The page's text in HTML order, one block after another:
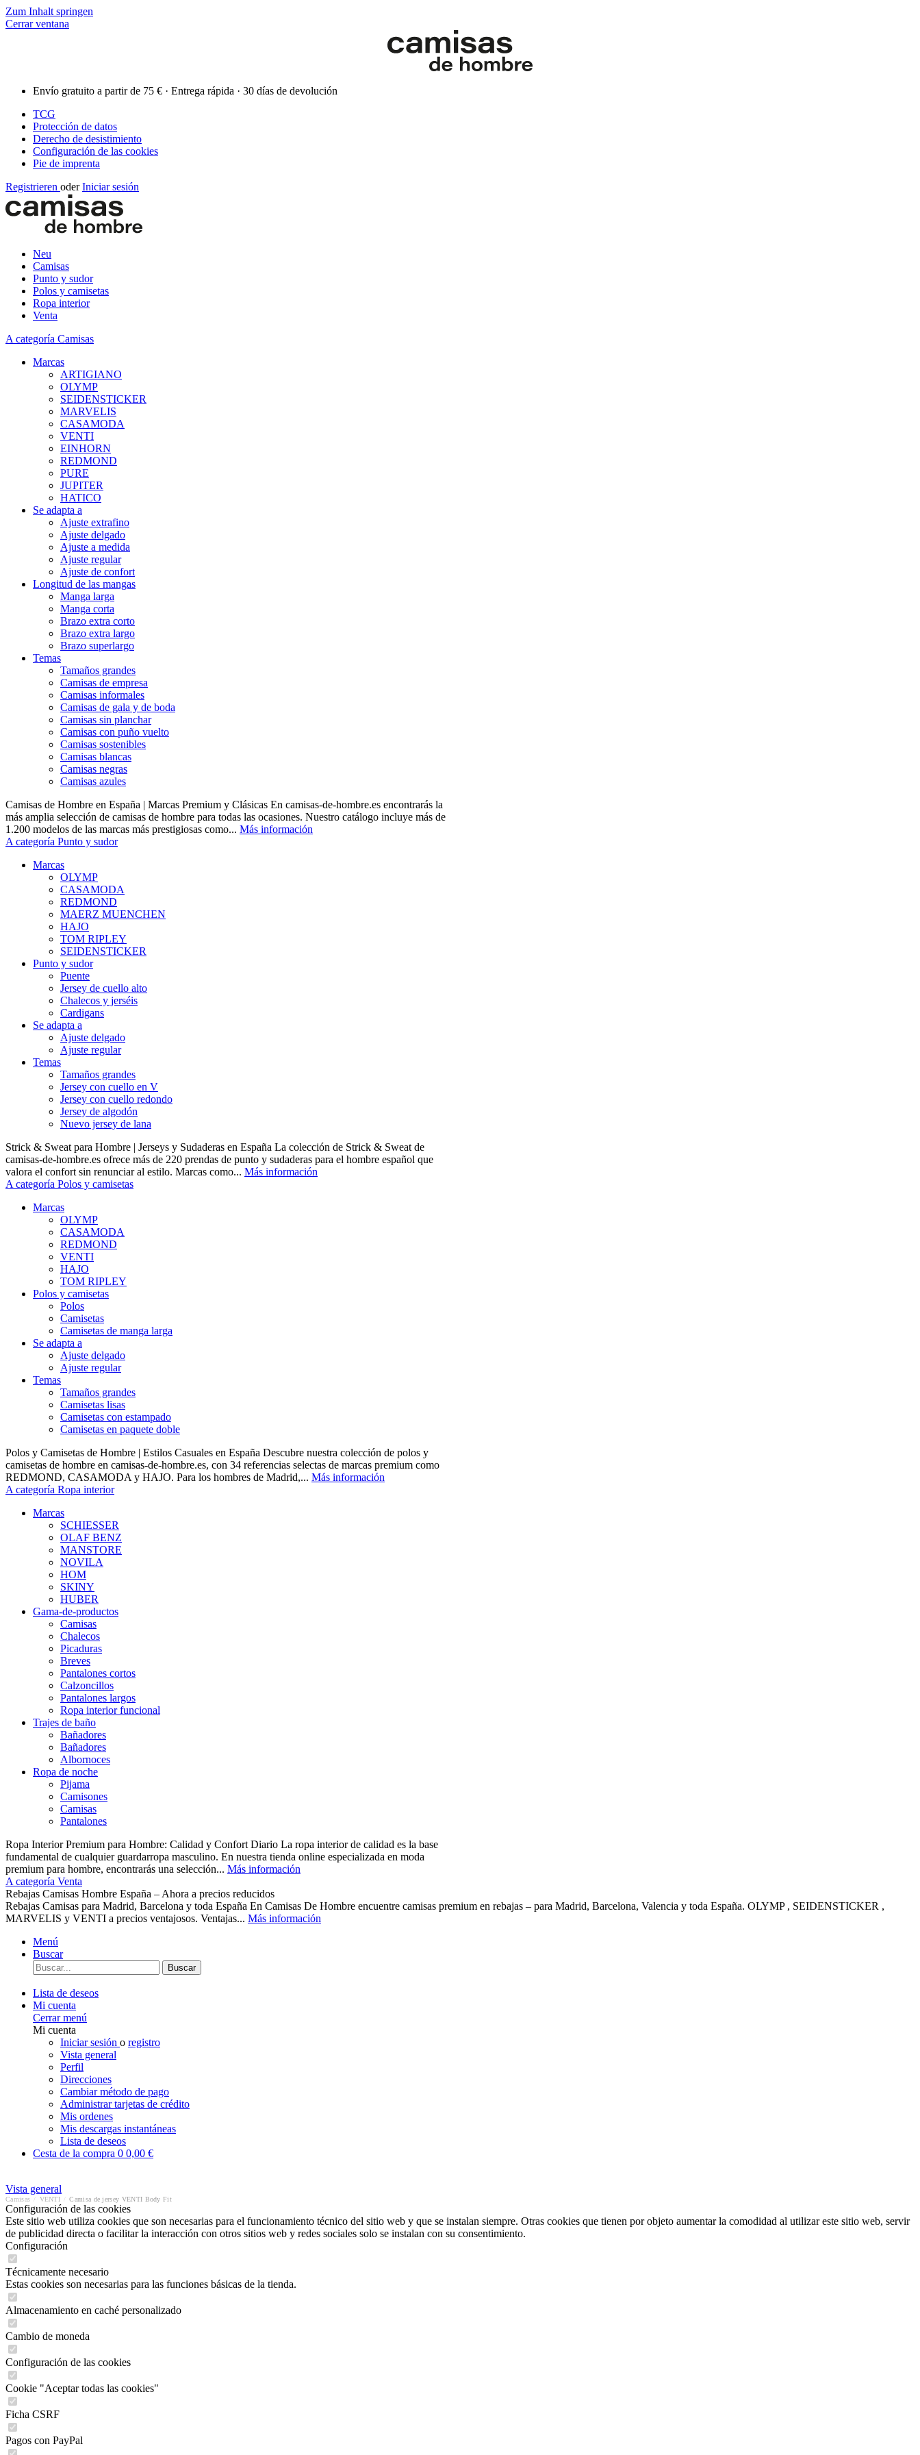
Zum Inhalt springen
Cerrar ventana
Envío gratuito a partir de 75 € · Entrega rápida · 30 días de devolución
TCG
Protección de datos
Derecho de desistimiento
Configuración de las cookies
Pie de imprenta
Registrieren oder Iniciar sesión
Neu
Camisas
Punto y sudor
Polos y camisetas
Ropa interior
Venta
A categoría Camisas
Marcas
ARTIGIANO
OLYMP
SEIDENSTICKER
MARVELIS
CASAMODA
VENTI
EINHORN
REDMOND
PURE
JUPITER
HATICO
Se adapta a
Ajuste extrafino
Ajuste delgado
Ajuste a medida
Ajuste regular
Ajuste de confort
Longitud de las mangas
Manga larga
Manga corta
Brazo extra corto
Brazo extra largo
Brazo superlargo
Temas
Tamaños grandes
Camisas de empresa
Camisas informales
Camisas de gala y de boda
Camisas sin planchar
Camisas con puño vuelto
Camisas sostenibles
Camisas blancas
Camisas negras
Camisas azules
Camisas de Hombre en España | Marcas Premium y Clásicas En camisas-de-hombre.es encontrarás la
más amplia selección de camisas de hombre para todas las ocasiones. Nuestro catálogo incluye más de
1.200 modelos de las marcas más prestigiosas como... Más información
A categoría Punto y sudor
Marcas
OLYMP
CASAMODA
REDMOND
MAERZ MUENCHEN
HAJO
TOM RIPLEY
SEIDENSTICKER
Punto y sudor
Puente
Jersey de cuello alto
Chalecos y jerséis
Cardigans
Se adapta a
Ajuste delgado
Ajuste regular
Temas
Tamaños grandes
Jersey con cuello en V
Jersey con cuello redondo
Jersey de algodón
Nuevo jersey de lana
Strick & Sweat para Hombre | Jerseys y Sudaderas en España La colección de Strick & Sweat de
camisas-de-hombre.es ofrece más de 220 prendas de punto y sudaderas para el hombre español que
valora el confort sin renunciar al estilo. Marcas como... Más información
A categoría Polos y camisetas
Marcas
OLYMP
CASAMODA
REDMOND
VENTI
HAJO
TOM RIPLEY
Polos y camisetas
Polos
Camisetas
Camisetas de manga larga
Se adapta a
Ajuste delgado
Ajuste regular
Temas
Tamaños grandes
Camisetas lisas
Camisetas con estampado
Camisetas en paquete doble
Polos y Camisetas de Hombre | Estilos Casuales en España Descubre nuestra colección de polos y
camisetas de hombre en camisas-de-hombre.es, con 34 referencias selectas de marcas premium como
REDMOND, CASAMODA y HAJO. Para los hombres de Madrid,... Más información
A categoría Ropa interior
Marcas
SCHIESSER
OLAF BENZ
MANSTORE
NOVILA
HOM
SKINY
HUBER
Gama-de-productos
Camisas
Chalecos
Picaduras
Breves
Pantalones cortos
Calzoncillos
Pantalones largos
Ropa interior funcional
Trajes de baño
Bañadores
Bañadores
Albornoces
Ropa de noche
Pijama
Camisones
Camisas
Pantalones
Ropa Interior Premium para Hombre: Calidad y Confort Diario La ropa interior de calidad es la base
fundamental de cualquier guardarropa masculino. En nuestra tienda online especializada en moda
premium para hombre, encontrarás una selección... Más información
A categoría Venta
Rebajas Camisas Hombre España – Ahora a precios reducidos
Rebajas Camisas para Madrid, Barcelona y toda España En Camisas De Hombre encuentre camisas premium en rebajas – para Madrid, Barcelona, Valencia y toda España. OLYMP , SEIDENSTICKER ,
MARVELIS y VENTI a precios ventajosos. Ventajas... Más información
Menú
Buscar
Buscar
Lista de deseos
Mi cuenta
Cerrar menú
Mi cuenta
Iniciar sesión o registro
Vista general
Perfil
Direcciones
Cambiar método de pago
Administrar tarjetas de crédito
Mis ordenes
Mis descargas instantáneas
Lista de deseos
Cesta de la compra 0 0,00 €
Vista general
Camisas VENTI Camisa de jersey VENTI Body Fit
Configuración de las cookies
Este sitio web utiliza cookies que son necesarias para el funcionamiento técnico del sitio web y que se instalan siempre. Otras cookies que tienen por objeto aumentar la comodidad al utilizar este sitio web, servir
de publicidad directa o facilitar la interacción con otros sitios web y redes sociales solo se instalan con su consentimiento.
Configuración
Técnicamente necesario
Estas cookies son necesarias para las funciones básicas de la tienda.
Almacenamiento en caché personalizado
Cambio de moneda
Configuración de las cookies
Cookie "Aceptar todas las cookies"
Ficha CSRF
Pagos con PayPal